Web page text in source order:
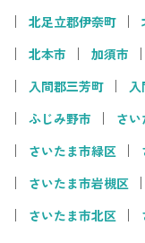
北足立郡伊奈町
北本市
加須市
入間郡三芳町
入
ふじみ野市
さ
さいたま市緑区
さいたま市岩槻区
さいたま市北区